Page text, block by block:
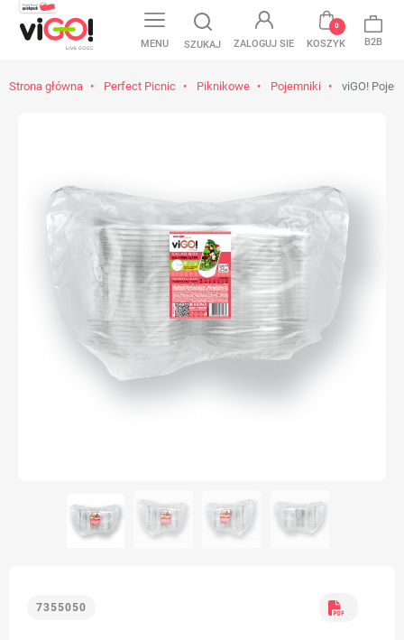
MENU SZUKAJ ZALOGUJ SIE KOSZYK
0
B2B
Strona główna Perfect Picnic Piknikowe Pojemniki viGO!
7355050